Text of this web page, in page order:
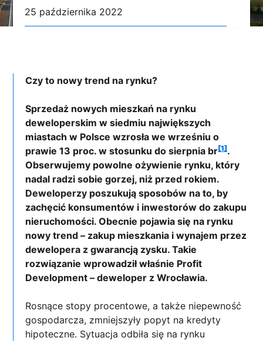
25 października 2022
Czy to nowy trend na rynku?
Sprzedaż nowych mieszkań na rynku
deweloperskim w siedmiu największych
miastach w Polsce wzrosła we wrześniu o
prawie 13 proc. w stosunku do sierpnia br[1].
Obserwujemy powolne ożywienie rynku, który
nadal radzi sobie gorzej, niż przed rokiem.
Deweloperzy poszukują sposobów na to, by
zachęcić konsumentów i inwestorów do zakupu
nieruchomości. Obecnie pojawia się na rynku
nowy trend – zakup mieszkania i wynajem przez
dewelopera z gwarancją zysku. Takie
rozwiązanie wprowadził właśnie Profit
Development – deweloper z Wrocławia.
Rosnące stopy procentowe, a także niepewność
gospodarcza, zmniejszyły popyt na kredyty
hipoteczne. Sytuacja odbiła się na rynku